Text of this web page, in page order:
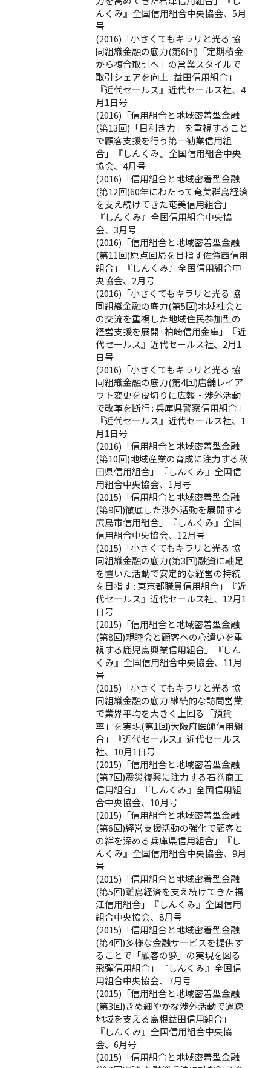
んくみ』全国信用組合中央協会、5月
号
(2016)「小さくてもキラリと光る 協
同組織金融の底力(第6回)「定期積金
から複合取引へ」の営業スタイルで
取引シェアを向上 : 益田信用組合」
『近代セールス』近代セールス社、4
月1日号
(2016)「信用組合と地域密着型金融
(第13回)「目利き力」を重視すること
で顧客支援を行う第一勧業信用組
合」『しんくみ』全国信用組合中央
協会、4月号
(2016)「信用組合と地域密着型金融
(第12回)60年にわたって奄美群島経済
を支え続けてきた奄美信用組合」
『しんくみ』全国信用組合中央協
会、3月号
(2016)「信用組合と地域密着型金融
(第11回)原点回帰を目指す佐賀西信用
組合」『しんくみ』全国信用組合中
央協会、2月号
(2016)「小さくてもキラリと光る 協
同組織金融の底力(第5回)地域社会と
の交流を重視した地域住民参加型の
経営支援を展開 : 柏崎信用金庫」『近
代セールス』近代セールス社、2月1
日号
(2016)「小さくてもキラリと光る 協
同組織金融の底力(第4回)店舗レイア
ウト変更を皮切りに広報・渉外活動
で改革を断行 : 兵庫県警察信用組合」
『近代セールス』近代セールス社、1
月1日号
(2016)「信用組合と地域密着型金融
(第10回)地域産業の育成に注力する秋
田県信用組合」『しんくみ』全国信
用組合中央協会、1月号
(2015)「信用組合と地域密着型金融
(第9回)徹底した渉外活動を展開する
広島市信用組合」『しんくみ』全国
信用組合中央協会、12月号
(2015)「小さくてもキラリと光る 協
同組織金融の底力(第3回)融資に軸足
を置いた活動で安定的な経営の持続
を目指す : 東京都職員信用組合」『近
代セールス』近代セールス社、12月1
日号
(2015)「信用組合と地域密着型金融
(第8回)親睦会と顧客への心遣いを重
視する鹿児島興業信用組合」『しん
くみ』全国信用組合中央協会、11月
号
(2015)「小さくてもキラリと光る 協
同組織金融の底力 継続的な訪問営業
で業界平均を大きく上回る「預貨
率」を実現(第1回)大阪府医師信用組
合」『近代セールス』近代セールス
社、10月1日号
(2015)「信用組合と地域密着型金融
(第7回)震災復興に注力する石巻商工
信用組合」『しんくみ』全国信用組
合中央協会、10月号
(2015)「信用組合と地域密着型金融
(第6回)経営支援活動の強化で顧客と
の絆を深める兵庫県信用組合」『し
んくみ』全国信用組合中央協会、9月
号
(2015)「信用組合と地域密着型金融
(第5回)離島経済を支え続けてきた福
江信用組合」『しんくみ』全国信用
組合中央協会、8月号
(2015)「信用組合と地域密着型金融
(第4回)多様な金融サービスを提供す
ることで「顧客の夢」の実現を図る
飛彈信用組合」『しんくみ』全国信
用組合中央協会、7月号
(2015)「信用組合と地域密着型金融
(第3回)きめ細やかな渉外活動で過疎
地域を支える島根益田信用組合」
『しんくみ』全国信用組合中央協
会、6月号
(2015)「信用組合と地域密着型金融